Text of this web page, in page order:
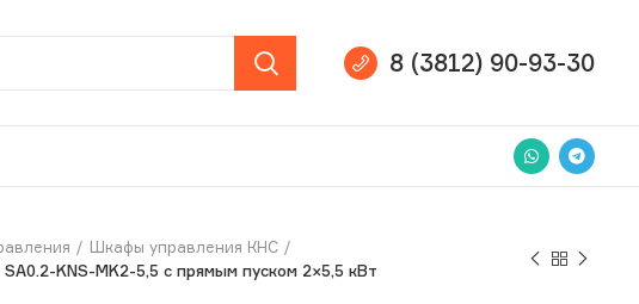
8 (3812) 90-93-30
Шкафы управления КНС
KNS-MK2-5,5 c прямым пуском 2×5,5 кВт